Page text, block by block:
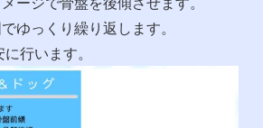
ゆっくり繰り返します。
行います。